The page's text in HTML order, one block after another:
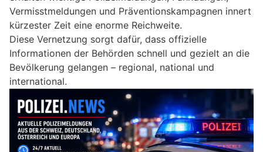
Vermisstmeldungen und Präventionskampagnen innert
kürzester Zeit eine enorme Reichweite.
Diese Vernetzung sorgt dafür, dass offizielle
Informationen der Behörden schnell und gezielt an die
Bevölkerung gelangen – regional, national und
international.